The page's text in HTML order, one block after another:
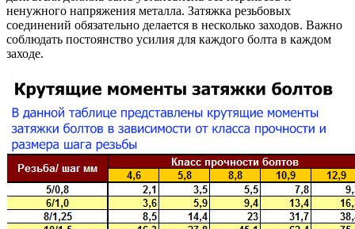
ненужного напряжения металла. Затяжка резьбовых
соединений обязательно делается в несколько заходов. Важно
соблюдать постоянство усилия для каждого болта в каждом
заходе.